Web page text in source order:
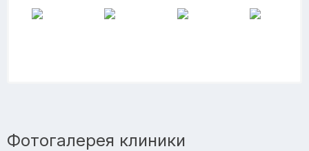
Фотогалерея клиники